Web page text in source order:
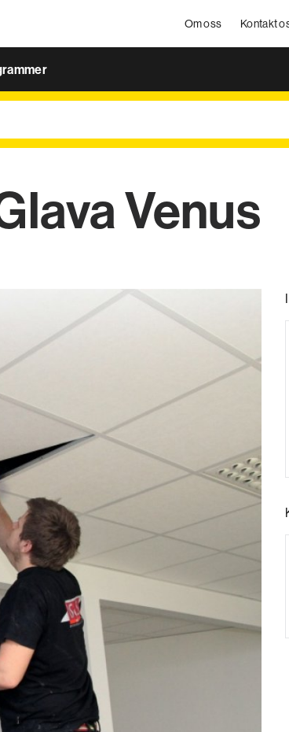
Om oss Kontakt
Venus